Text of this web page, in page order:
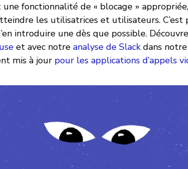
une fonctionnalité de « blocage »
les utilisatrices et utilisateurs. C’est
introduire une dès que possible.
et avec notre analyse de Slackdans
mis à jour pour les applications d’appels